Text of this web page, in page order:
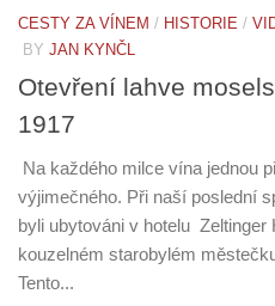
CESTY ZA VÍNEM / HISTORIE /
BY JAN KYNČL
Otevření lahve
1917
Na každého milce vína jednou
výjimečného. Při naší poslední
byli ubytováni v hotelu
kouzelném starobylém
Tento...